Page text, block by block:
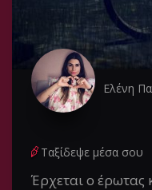
Ελένη
Ταξίδεψε μέσα σου
Έρχεται ο έρωτας